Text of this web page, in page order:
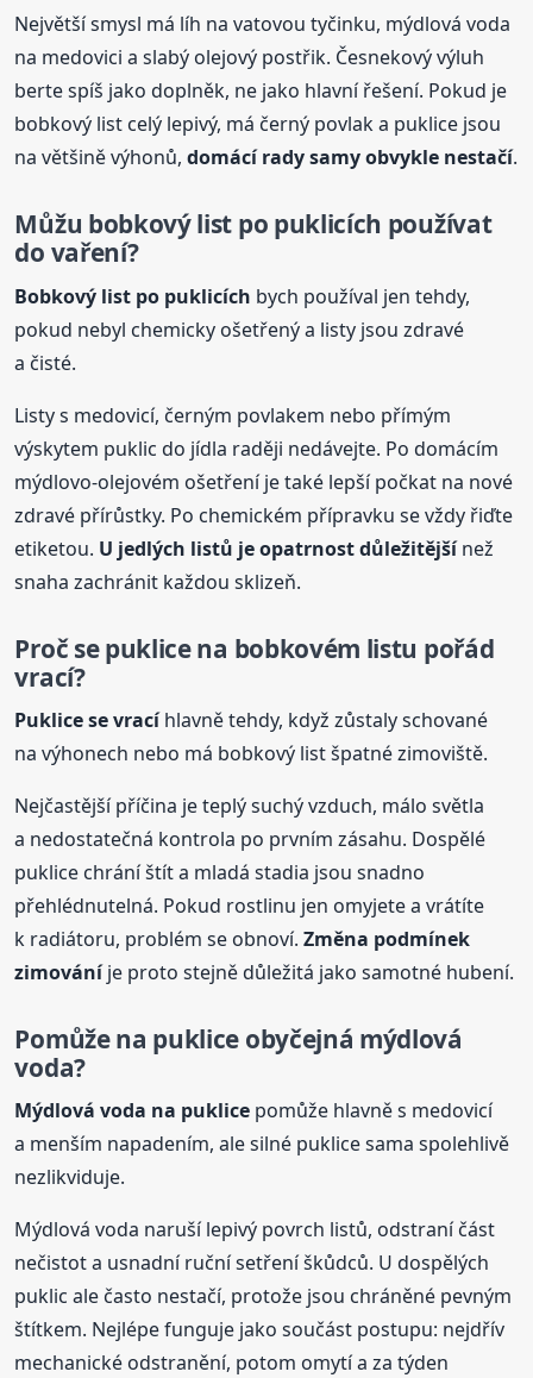
Největší smysl má líh na vatovou tyčinku, mýdlová voda
na medovici a slabý olejový postřik. Česnekový výluh
berte spíš jako doplněk, ne jako hlavní řešení. Pokud je
bobkový list celý lepivý, má černý povlak a puklice jsou
na většině výhonů,domácíradysamy obvykle nestačí.
Můžu bobkový list po puklicích používat
do vaření?
Bobkový list po puklicích bych používal jen tehdy,
pokud nebyl chemicky ošetřený a listy jsou zdravé
a čisté.
Listy s medovicí, černým povlakem nebo přímým
výskytem puklic do jídla raději nedávejte. Po domácím
mýdlovo-olejovém ošetření je také lepší počkat na nové
zdravé přírůstky. Po chemickém přípravku se vždy řiďte
etiketou. U jedlých listů je opatrnost důležitějšínež
snaha zachránit každou sklizeň.
Proč se puklice na bobkovém listu pořád
vrací?
Puklice se vracíhlavně tehdy, když zůstaly schované
na výhonech nebo má bobkový list špatné zimoviště.
Nejčastější příčina je teplý suchý vzduch, málo světla
a nedostatečná kontrola po prvním zásahu. Dospělé
puklice chrání štít a mladá stadia jsou snadno
přehlédnutelná. Pokud rostlinu jen omyjete a vrátíte
k radiátoru, problém se obnoví.Změna podmínek
zimováníje proto stejně důležitá jako samotné hubení.
Pomůže na puklice obyčejná mýdlová
voda?
Mýdlová voda na puklice pomůže hlavně s medovicí
a menším napadením, ale silné puklice sama spolehlivě
nezlikviduje.
Mýdlová voda naruší lepivý povrch listů, odstraní část
nečistot a usnadní ruční setření škůdců. U dospělých
puklic ale často nestačí, protože jsou chráněné pevným
štítkem. Nejlépe funguje jako součást postupu: nejdřív
mechanické odstranění, potom omytí a za týden